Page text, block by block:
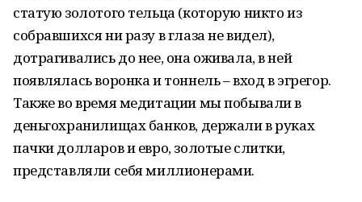
статую золотого тельца (которую никто из
собравшихся ни разу в глаза не видел),
дотрагивались до нее, она оживала, в ней
появлялась воронка и тоннель – вход в эгрегор.
Также во время медитации мы побывали в
деньгохранилищах банков, держали в руках
пачки долларов и евро, золотые слитки,
представляли себя миллионерами.